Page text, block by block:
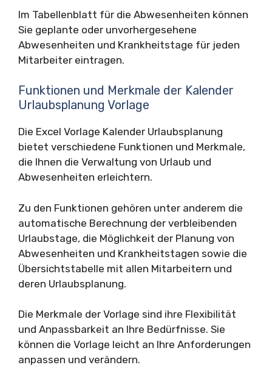
Im Tabellenblatt für die Abwesenheiten können
Sie geplante oder unvorhergesehene
Abwesenheiten und Krankheitstage für jeden
Mitarbeiter eintragen.
Funktionen und Merkmale der Kalender
Urlaubsplanung Vorlage
Die Excel Vorlage Kalender Urlaubsplanung
bietet verschiedene Funktionen und Merkmale,
die Ihnen die Verwaltung von Urlaub und
Abwesenheiten erleichtern.
Zu den Funktionen gehören unter anderem die
automatische Berechnung der verbleibenden
Urlaubstage, die Möglichkeit der Planung von
Abwesenheiten und Krankheitstagen sowie die
Übersichtstabelle mit allen Mitarbeitern und
deren Urlaubsplanung.
Die Merkmale der Vorlage sind ihre Flexibilität
und Anpassbarkeit an Ihre Bedürfnisse. Sie
können die Vorlage leicht an Ihre Anforderungen
anpassen und verändern.